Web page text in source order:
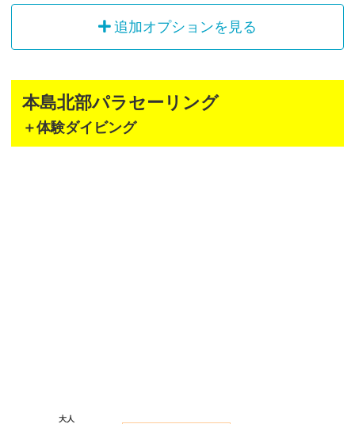
追加オプションを見る
本島北部パラセーリング
＋体験ダイビング
大人